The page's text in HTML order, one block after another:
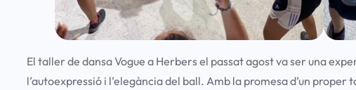
El taller de dansa Vogue a Herbers el passat agost va ser una
l’autoexpressió i l’elegància del ball. Amb la promesa d’un